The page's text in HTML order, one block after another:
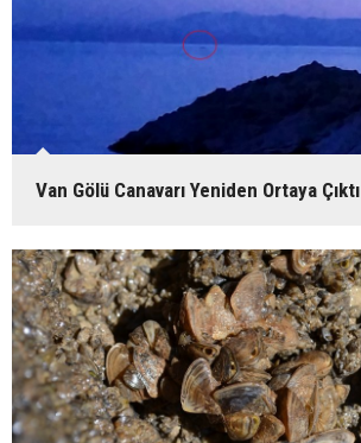
Van Gölü Canavarı Yeniden Ortaya Çıktı